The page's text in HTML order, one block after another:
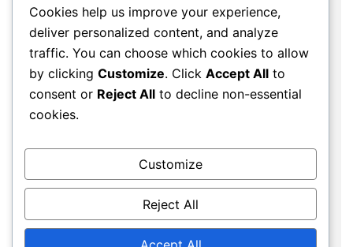
Email*
Website
Save my name, email, and website in this
browser for the next time I comment.
Cookies help us improve your experience,
deliver personalized content, and analyze
traffic. You can choose which cookies to allow
by clicking Customize. Click Accept All to
consent or Reject All to decline non-essential
cookies.
Customize
Reject All